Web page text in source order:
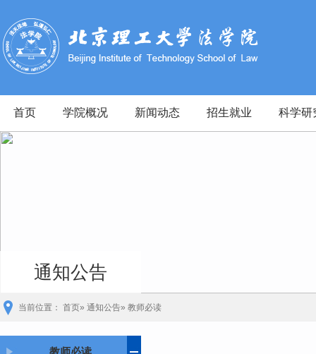
首页 学院概况 新闻动态 招生就业 科学研
通知公告
当前位置： 首页» 通知公告» 教师必读
教师必读